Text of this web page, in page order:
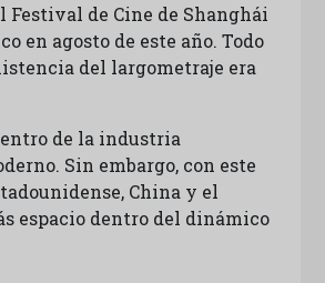
Festival de Cine de Shanghái
en agosto de este año. Todo
del largometraje era
de la industria
Sin embargo, con este
China y el
espacio dentro del dinámico